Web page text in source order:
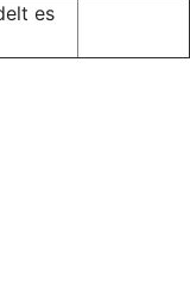
es